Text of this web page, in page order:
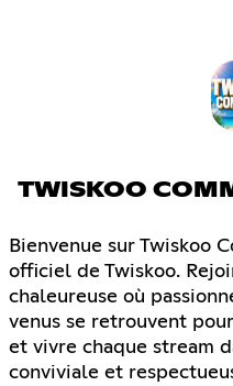
TWISKOO
Bienvenue sur Twiskoo
officiel de Twiskoo.
chaleureuse où
venus se retrouvent
et vivre chaque stream
conviviale et